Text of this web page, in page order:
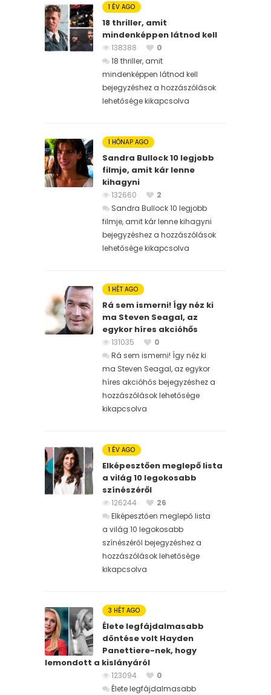
1 ÉV AGO
18 thriller, amit
mindenképpen látnod kell
138388
0
18 thriller, amit
mindenképpen látnod kell
bejegyzéshez a hozzászólások
lehetősége kikapcsolva
1 HÓNAP AGO
Sandra Bullock 10 legjobb
filmje, amit kár lenne
kihagyni
132660
2
Sandra Bullock 10 legjobb
filmje, amit kár lenne kihagyni
bejegyzéshez a hozzászólások
lehetősége kikapcsolva
1 HÉT AGO
Rá sem ismerni! Így néz ki
ma Steven Seagal, az
egykor híres akcióhős
131035
0
Rá sem ismerni! Így néz ki
ma Steven Seagal, az egykor
híres akcióhős bejegyzéshez a
hozzászólások lehetősége
kikapcsolva
1 ÉV AGO
Elképesztően meglepő lista
a világ 10 legokosabb
színészéről
126244
26
Elképesztően meglepő lista
a világ 10 legokosabb
színészéről bejegyzéshez a
hozzászólások lehetősége
kikapcsolva
3 HÉT AGO
Élete legfájdalmasabb
döntése volt Hayden
Panettiere-nek, hogy
lemondott a kislányáról
123094
0
Élete legfájdalmasabb